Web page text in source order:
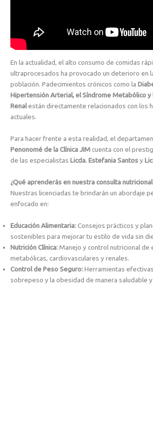
En la actualidad, el alto consumo de comidas
ultraprocesados ha provocado un deterioro en
población. Padecimientos crónicos como la
Hipertensión Arterial, el Síndrome Metabólico y
Renalestán directamente relacionados con los
actuales.
Para hacer frente a esta realidad, el
Penonomé de la Clínica JIMcuenta con el
de las especialistasLicda. Estefania Santosy
¿Qué aprenderás en nuestra consulta nutricional
Nuestras licenciadas te brindarán un abordaje
enfocado en:
Educación Alimentaria:Consejos prácticos y
sostenibles para mejorar tu estilo de vida sin
Nutrición Clínica:Manejo y control nutricional de
metabólicas, cardiovasculares y renales.
Control de Peso Seguro:Herramientas
sobrepeso y la obesidad de manera saludable